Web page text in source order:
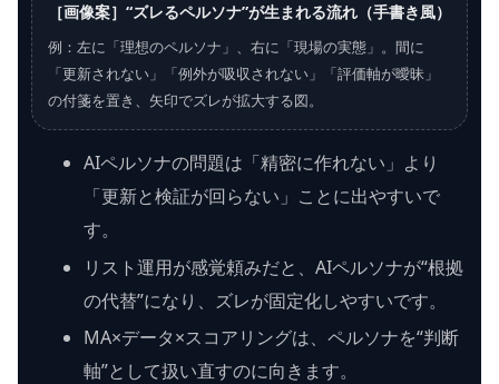
［画像案］“ズレるペルソナ”が生まれる流れ（手書き風）
例：左に「理想のペルソナ」、右に「現場の実態」。間に
「更新されない」「例外が吸収されない」「評価軸が曖昧」
の付箋を置き、矢印でズレが拡大する図。
AIペルソナの問題は「精密に作れない」より
「更新と検証が回らない」ことに出やすいで
す。
リスト運用が感覚頼みだと、AIペルソナが“根拠
の代替”になり、ズレが固定化しやすいです。
MA×データ×スコアリングは、ペルソナを“判断
軸”として扱い直すのに向きます。